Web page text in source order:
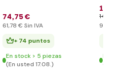
74,75 €
61,78 € Sin IVA
+ 74 puntos
En stock > 5 piezas
(En usted 17.08.)
114
140
94
En
(En